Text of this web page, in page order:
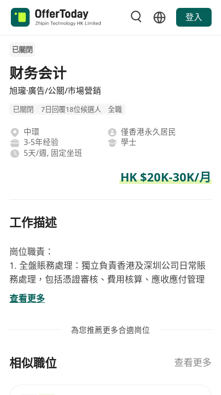
登入
已關閉
财务会计
旭瓏·廣告/公關/市場營銷
已關閉 7日回覆18位候選人 全職
中環
僅香港永久居民
3-5年经验
學士
5天/週, 固定坐班
HK $20K-30K/月
工作描述
崗位職責：
1. 全盤賬務處理：獨立負責香港及深圳公司日常賬
務處理，包括憑證審核、費用核算、應收應付管理
及月度結賬。
2. 兩地稅務申報：按時完成香港利得稅、僱主報稅
申報工作，確保合規。
款、整合、離職處理及週年申報。
查看更多
為您推薦更多合適崗位
相似職位 查看更多